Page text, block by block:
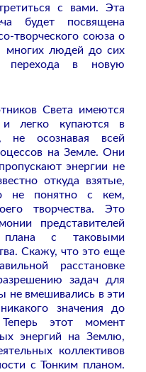
с вами. Эта
будет посвящена
творческого союза о
многих людей до сих
в новую
Света имеются
легко купаются в
не осознавая всей
на Земле. Они
энергии не
откуда взятые,
не понятно с кем,
творчества. Это
представителей
плана с таковыми
Скажу, что это еще
расстановке
задач для
не вмешивались в эти
значения до
этот момент
энергий на Землю,
коллективов
с Тонким планом.